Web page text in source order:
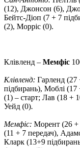
(12), Джонсон (6),
Бейтс-Діоп (7 + 7
(2), Морріс (0).
Клівленд – Мемфіс
Клівленд: Гарленд (27
підбирань), Моблі
(1) – старт; Лав (18 +
Уейд (0).
Мемфіс: Морент (26 +
(11 + 7 передач),
Кларк (13+9